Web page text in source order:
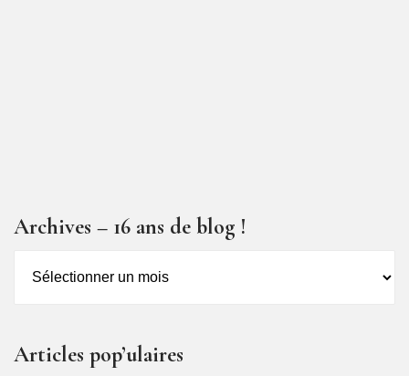
Archives – 16 ans de blog !
de
Articles pop’ulaires